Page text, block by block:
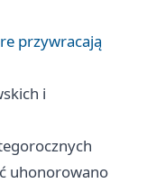
przywracają
i
uhonorowano